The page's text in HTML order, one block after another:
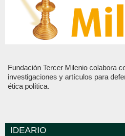
Fundación Tercer Milenio colabora
investigaciones y artículos para
ética política.
IDEARIO